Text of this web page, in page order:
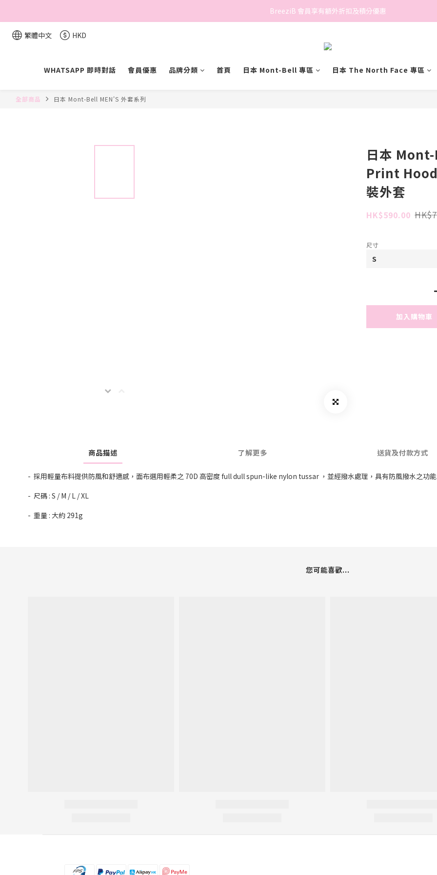
香港地區滿$500免費送貨 (離島區及偏遠地區除外)
BreeziB 會員享有額外折扣及積分優惠
繁體中文 HKD
WHATSAPP 即時對話 會員優惠 品牌分類 首頁 日本 Mont-Bell 專區 日本 The North Face 專區
全部商品 日本 Mont-Bell MEN'S 外套系列
日本
Print
裝外套
HK$590.00
尺寸
加入購物車
商品描述 了解更多 送貨及付款方式
- 採用輕量布料提供防風和舒適感，面布選用輕柔之 70D 高密度 full dull spun-like nylon tussar ，並經撥水處理，具有防風撥水之功能
- 尺碼 : S / M / L / XL
- 重量 : 大約 291g
您可能喜歡...